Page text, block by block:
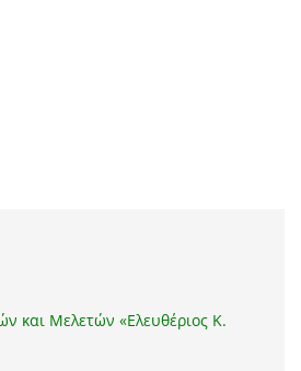
και Μελετών «Ελευθέριος Κ.